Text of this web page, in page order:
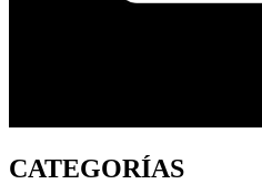
CATEGORÍAS